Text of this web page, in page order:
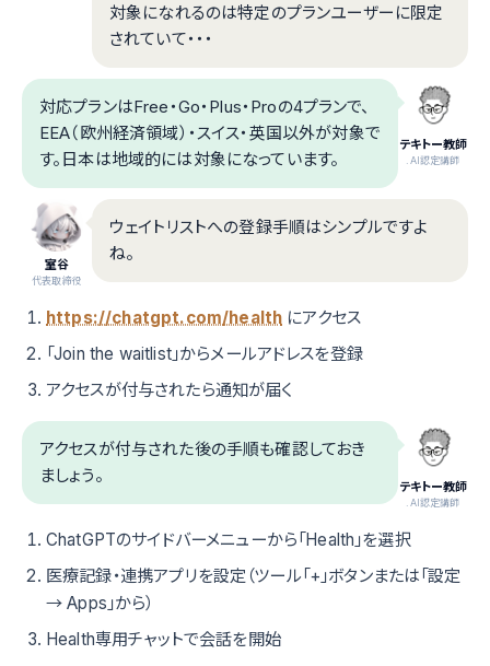
対象になれるのは特定のプランユーザーに限定
されていて・・・
テキトー教師
.AI認定講師
対応プランはFree・Go・Plus・Proの4プランで、
EEA（欧州経済領域）・スイス・英国以外が対象で
す。日本は地域的には対象になっています。
室谷
代表取締役
ウェイトリストへの登録手順はシンプルですよ
ね。
https://chatgpt.com/health にアクセス
「Join the waitlist」からメールアドレスを登録
アクセスが付与されたら通知が届く
テキトー教師
.AI認定講師
アクセスが付与された後の手順も確認しておき
ましょう。
ChatGPTのサイドバーメニューから「Health」を選択
医療記録・連携アプリを設定（ツール「+」ボタンまたは「設定
→ Apps」から）
Health専用チャットで会話を開始